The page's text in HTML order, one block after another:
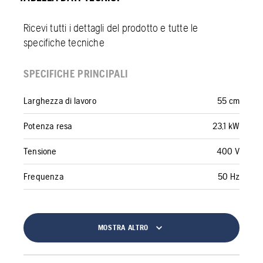
Ricevi tutti i dettagli del prodotto e tutte le
specifiche tecniche
SPECIFICHE PRINCIPALI
Larghezza di lavoro 55 cm
Potenza resa 23,1 kW
Tensione 400 V
Frequenza 50 Hz
MOSTRA ALTRO